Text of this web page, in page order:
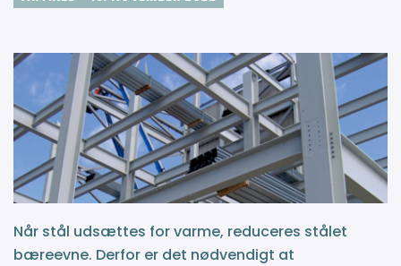
Når stål udsættes for varme, reduceres stålet
bæreevne. Derfor er det nødvendigt at